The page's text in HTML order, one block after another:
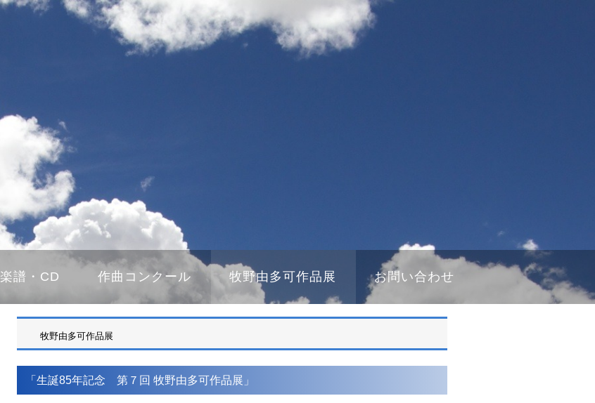
楽譜・CD 作曲コンクール 牧野由多可作品展 お問い合わせ
牧野由多可作品展
「生誕85年記念 第７回 牧野由多可作品展」